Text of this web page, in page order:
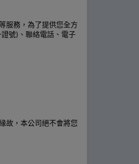
服務，為了提供您全方
號)、聯絡電話、電子
故，本公司絕不會將您